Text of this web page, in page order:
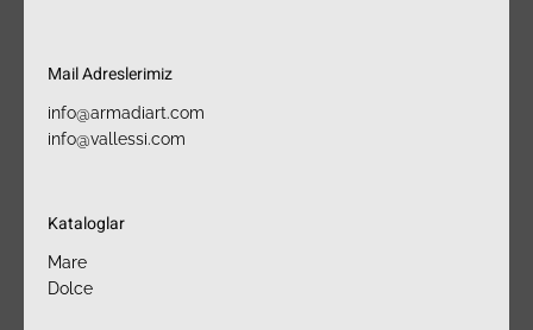
Mail Adreslerimiz​
info@armadiart.com
info@vallessi.com
Kataloglar
Mare
Dolce